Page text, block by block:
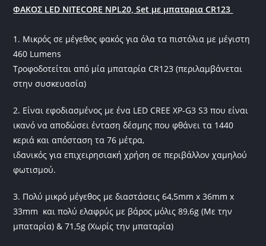
ΦΑΚΟΣ LED NITECORE NPL20, Set με μπαταρια CR123
1. Μικρός σε μέγεθος φακός για όλα τα πιστόλια με μέγιστη
460 Lumens
Τροφοδοτείται από μία μπαταρία CR123 (περιλαμβάνεται
στην συσκευασία)
2. Είναι εφοδιασμένος με ένα LED CREE XP-G3 S3 που είναι
ικανό να αποδώσει ένταση δέσμης που φθάνει τα 1440
κεριά και απόσταση τα 76 μέτρα,
ιδανικός για επιχειρησιακή χρήση σε περιβάλλον χαμηλού
φωτισμού.
3. Πολύ μικρό μέγεθος με διαστάσεις 64,5mm x 36mm x
33mm και πολύ ελαφρύς με βάρος μόλις 89,6g (Με την
μπαταρία) & 71,5g (Χωρίς την μπαταρία)